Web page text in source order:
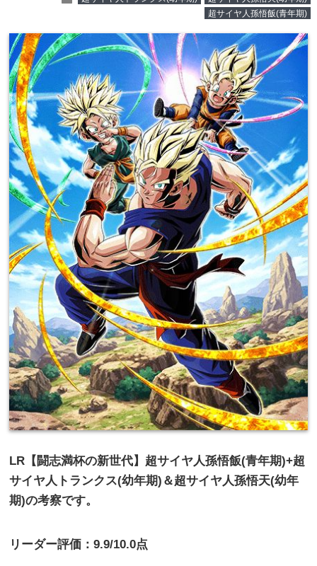
超サイヤ人孫悟飯(青年期)
LR【闘志満杯の新世代】超サイヤ人孫悟飯(青年期)+超
サイヤ人トランクス(幼年期)＆超サイヤ人孫悟天(幼年
期)の考察です。
リーダー評価：9.9/10.0点